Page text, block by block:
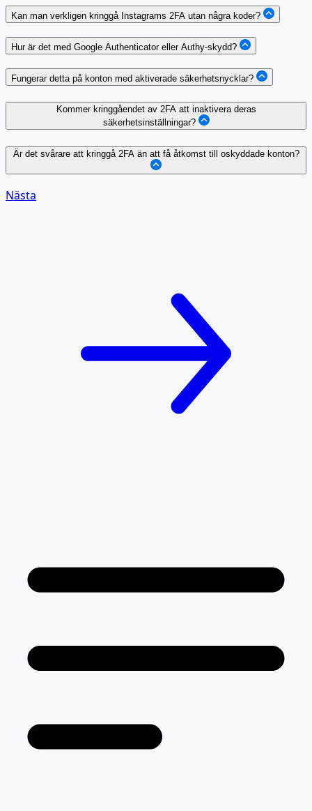
Kan man verkligen kringgå Instagrams 2FA utan några koder?
Hur är det med Google Authenticator eller Authy-skydd?
Fungerar detta på konton med aktiverade säkerhetsnycklar?
Kommer kringgåendet av 2FA att inaktivera deras
säkerhetsinställningar?
Är det svårare att kringgå 2FA än att få åtkomst till oskyddade konton?
Nästa